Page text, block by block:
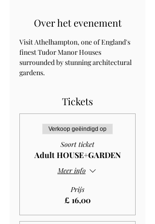
Over het evenement
Visit Athelhampton, one of England's
finest Tudor Manor Houses
surrounded by stunning architectural
gardens.
Tickets
Verkoop geëindigd op
Soort ticket
Adult HOUSE+GARDEN
Meer info
Prijs
£ 16,00